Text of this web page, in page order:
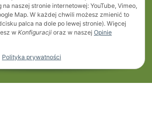
na naszej stronie internetowej: YouTube, Vimeo,
Map. W każdej chwili możesz zmienić to
palca na dole po lewej stronie). Więcej
w Konfiguracji oraz w naszej Opinie
Polityka prywatności